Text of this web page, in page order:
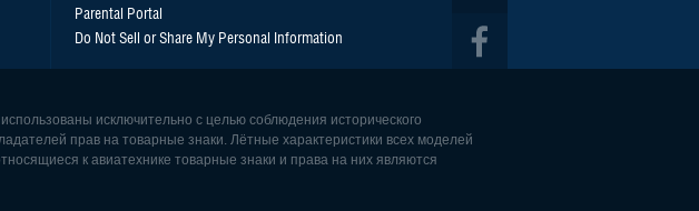
Parental Portal
Do Not Sell or Share My Personal Information
исключительно с целью соблюдения исторического
прав на товарные знаки. Лётные характеристики всех моделей
к авиатехнике товарные знаки и права на них являются